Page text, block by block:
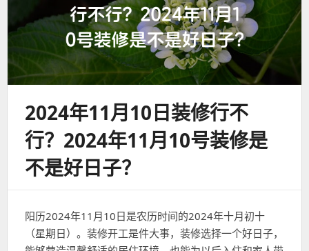
2024年11月10日装修行不
行？2024年11月10号装修是
不是好日子？
阳历2024年11月10日是农历时间的2024年十月初十
（星期日）。装修开工是件大事，装修选择一个好日子，